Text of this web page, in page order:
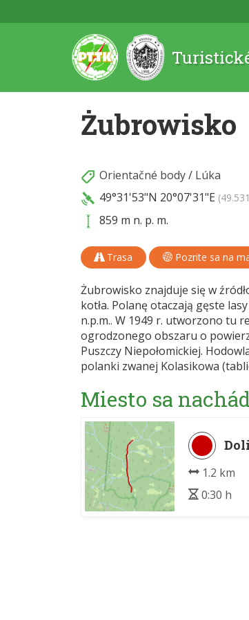
Żubrowisko
Orientačné body/ Lúka
49°31'53"N 20°07'31"E
859 m n. p. m.
Trasa Pozrite sa na
Żubrowisko znajduje się w
kotła. Polanę otaczają gęste
n.p.m.. W 1949 r. utworzono tu
ogrodzonego obszaru o
Puszczy Niepołomickiej.
polanki zwanej Kolasikowa
Miesto sa
1.2 km
0:30 h